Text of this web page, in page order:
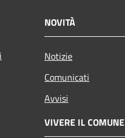
NOVITÀ
Notizie
Comunicati
Avvisi
VIVERE IL COMUNE